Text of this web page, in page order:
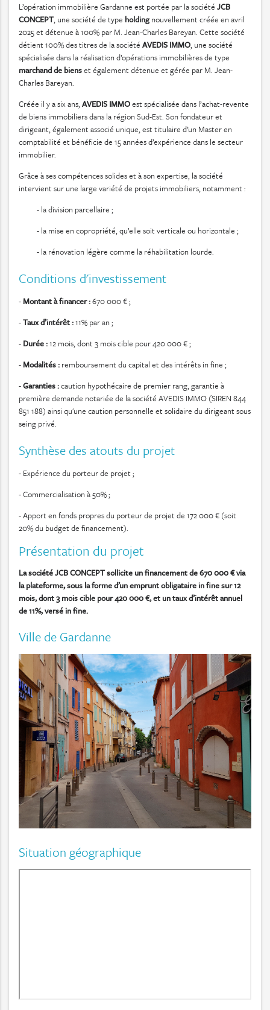
L’opération immobilière Gardanne est portée par la société JCB
CONCEPT, une société de type holdingnouvellement créée en avril
2025 et détenue à 100% par M. Jean-Charles Bareyan. Cette société
détient 100% des titres de la société AVEDIS IMMO, une société
spécialisée dans la réalisation d’opérations immobilières de type
marchand de bienset également détenue et gérée par M. Jean-
Charles Bareyan.
Créée il y a six ans,AVEDIS IMMOest spécialisée dans l’achat-revente
de biens immobiliers dans la région Sud-Est. Son fondateur et
dirigeant, également associé unique, est titulaire d’un Master en
comptabilité et bénéficie de 15 années d’expérience dans le secteur
immobilier.
Grâce à ses compétences solides et à son expertise, la société
intervient sur une large variété de projets immobiliers, notamment :
- la division parcellaire ;
- la mise en copropriété, qu’elle soit verticale ou horizontale ;
- la rénovation légère comme la réhabilitation lourde.
Conditions d'investissement
-Montant à financer :670 000 € ;
-Taux d’intérêt :11% par an ;
- Durée :12 mois, dont 3 mois cible pour 420 000 € ;
-Modalités : remboursement du capital et des intérêts in fine ;
-Garanties :caution hypothécaire de premier rang, garantie à
première demande notariée de la société AVEDIS IMMO (SIREN 844
851 188) ainsi qu'une caution personnelle et solidaire du dirigeant sous
seing privé.
Synthèse des atouts du projet
- Expérience du porteur de projet ;
- Commercialisation à 50% ;
- Apport en fonds propres du porteur de projet de 172 000 € (soit
20% du budget de financement).
Présentation du projet
La société JCB CONCEPT sollicite un financement de 670 000 € via
la plateforme, sous la forme d’un emprunt obligataire in fine sur 12
mois, dont 3 mois cible pour 420 000 €, et un taux d’intérêt annuel
de 11%, versé in fine.
Ville de Gardanne
Situation géographique